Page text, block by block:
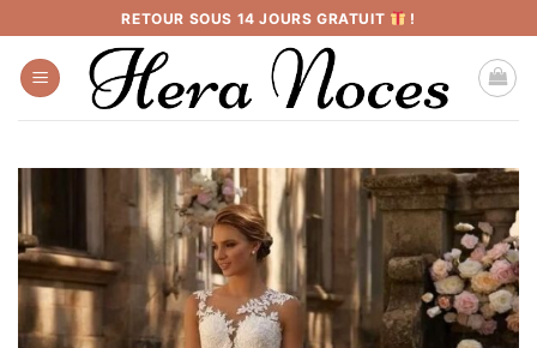
au
contenu
RETOUR SOUS 14 JOURS GRATUIT !